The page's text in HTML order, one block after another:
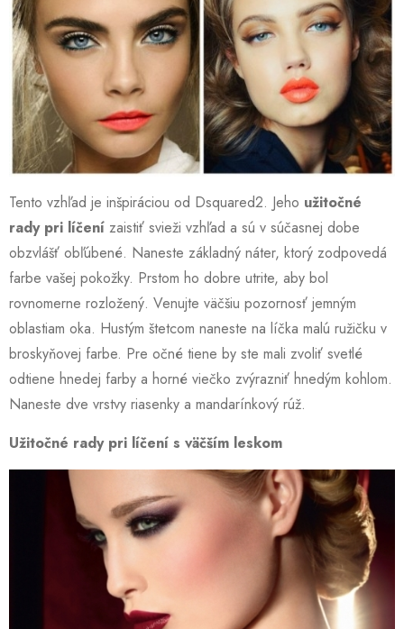
Tento vzhľad je inšpiráciou od Dsquared2. Jeho užitočné
rady pri líčení zaistiť svieži vzhľad a sú v súčasnej dobe
obzvlášť obľúbené. Naneste základný náter, ktorý zodpovedá
farbe vašej pokožky. Prstom ho dobre utrite, aby bol
rovnomerne rozložený. Venujte väčšiu pozornosť jemným
oblastiam oka. Hustým štetcom naneste na líčka malú ružičku v
broskyňovej farbe. Pre očné tiene by ste mali zvoliť svetlé
odtiene hnedej farby a horné viečko zvýrazniť hnedým kohlom.
Naneste dve vrstvy riasenky a mandarínkový rúž.
Užitočné rady pri líčení s väčším leskom